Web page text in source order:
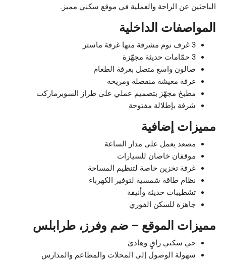
الباحثين عن الراحة والعملية في موقع سكني مميز.
المواصفات الداخلية
3 غرف نوم مشرقة منها غرفة ماستر
3 حمّامات حديثة مجهّزة
صالون واسع متصل بغرفة الطعام
غرفة معيشة منفصلة ومريحة
مطبخ مجهّز بتصميم عملي على طراز السوبرماركت
شرفة بإطلالة مفتوحة
مميزات إضافية
مصعد يعمل على مدار الساعة
موقفان خاصان للسيارات
غرفة تخزين خاصة لتنظيم المساحة
نظام طاقة شمسية لتوفير الكهرباء
تشطيبات حديثة وأنيقة
جاهزة للسكن الفوري
مميزات الموقع – ضم وفرز، طرابلس
حي سكني راقٍ وهادئ
سهولة الوصول إلى المحلات والمطاعم والمدارس